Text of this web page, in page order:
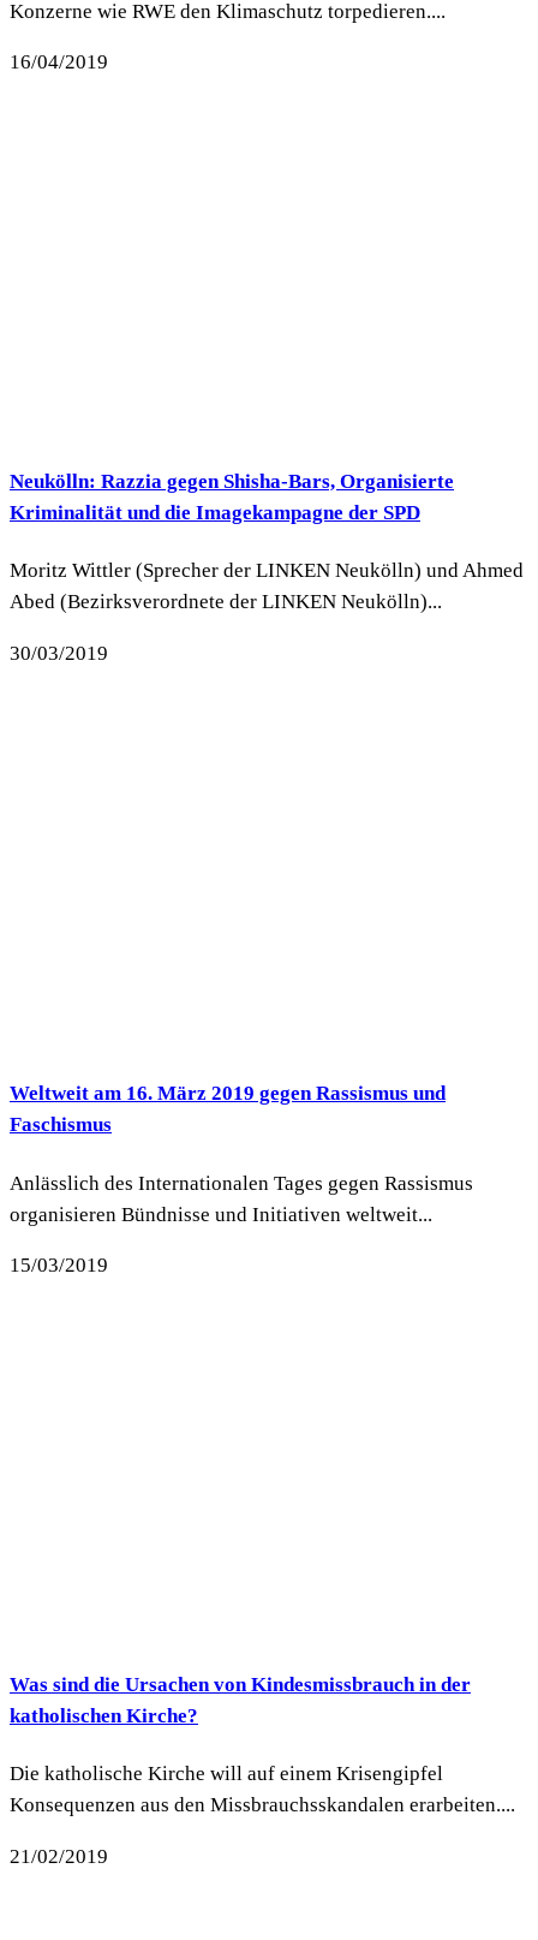
Konzerne wie RWE den Klimaschutz torpedieren....
16/04/2019
Neukölln: Razzia gegen Shisha-Bars, Organisierte
Kriminalität und die Imagekampagne der SPD
Moritz Wittler (Sprecher der LINKEN Neukölln) und Ahmed
Abed (Bezirksverordnete der LINKEN Neukölln)...
30/03/2019
Weltweit am 16. März 2019 gegen Rassismus und
Faschismus
Anlässlich des Internationalen Tages gegen Rassismus
organisieren Bündnisse und Initiativen weltweit...
15/03/2019
Was sind die Ursachen von Kindesmissbrauch in der
katholischen Kirche?
Die katholische Kirche will auf einem Krisengipfel
Konsequenzen aus den Missbrauchsskandalen erarbeiten....
21/02/2019